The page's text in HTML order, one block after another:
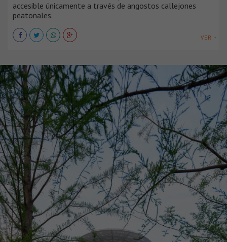
accesible únicamente a través de angostos callejones
peatonales.
VER +